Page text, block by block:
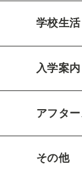
学校生活
入学案内
アフタ
その他